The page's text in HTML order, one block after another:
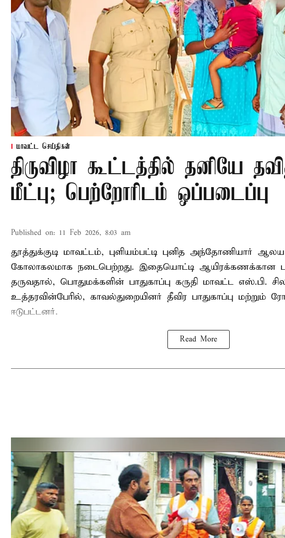
மாவட்ட செய்திகள்
திருவிழா கூட்டத்தில் தனியே
மீட்பு; பெற்றோரிடம் ஒப்படைப்பு
Published on: 11 Feb 2026, 8:03 am
தூத்துக்குடி மாவட்டம், புளியம்பட்டி புனித அந்தோணியார் ஆலய
கோலாகலமாக நடைபெற்றது. இதையொட்டி ஆயிரக்கணக்கான
தருவதால், பொதுமக்களின் பாதுகாப்பு கருதி மாவட்ட எஸ்.பி.
உத்தரவின்பேரில், காவல்துறையினர் தீவிர பாதுகாப்பு மற்றும்
ஈடுபட்டனர்.
Read More